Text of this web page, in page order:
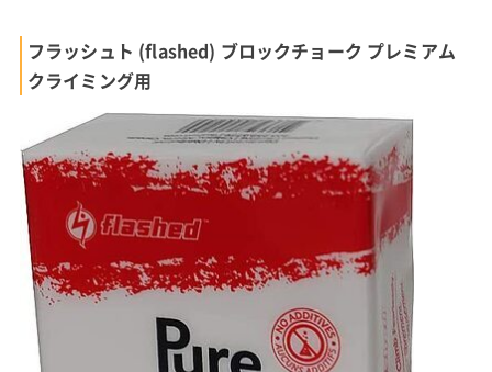
フラッシュト (flashed) ブロックチョーク プレミアム
クライミング用